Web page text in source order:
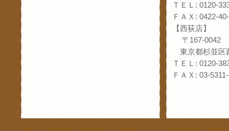
ＴＥＬ: 0120-
ＦＡＸ: 0422-
【西荻店】
〒167-0042
東京都杉並区
ＴＥＬ: 0120-
ＦＡＸ: 03-